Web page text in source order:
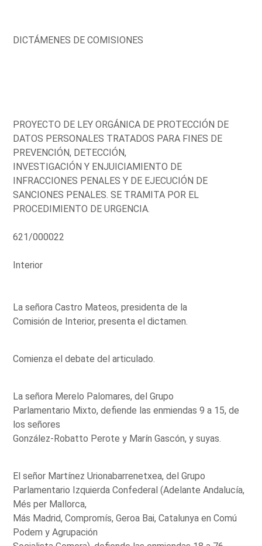
DICTÁMENES DE COMISIONES
PROYECTO DE LEY ORGÁNICA DE PROTECCIÓN DE
DATOS PERSONALES TRATADOS PARA FINES DE
PREVENCIÓN, DETECCIÓN,
INVESTIGACIÓN Y ENJUICIAMIENTO DE
INFRACCIONES PENALES Y DE EJECUCIÓN DE
SANCIONES PENALES. SE TRAMITA POR EL
PROCEDIMIENTO DE URGENCIA.
621/000022
Interior
La señora Castro Mateos, presidenta de la
Comisión de Interior, presenta el dictamen.
Comienza el debate del articulado.
La señora Merelo Palomares, del Grupo
Parlamentario Mixto, defiende las enmiendas 9 a 15, de
los señores
González-Robatto Perote y Marín Gascón, y suyas.
El señor Martínez Urionabarrenetxea, del Grupo
Parlamentario Izquierda Confederal (Adelante Andalucía,
Més per Mallorca,
Más Madrid, Compromís, Geroa Bai, Catalunya en Comú
Podem y Agrupación